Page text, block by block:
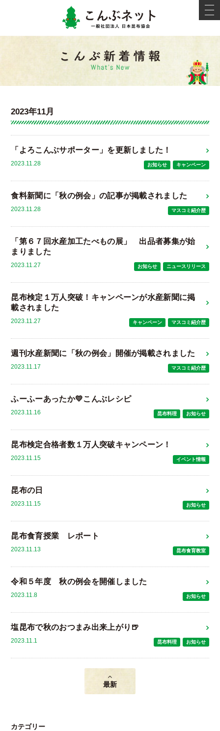
こんぶ
2023年11月
「よろこんぶサポーター」を更新しました！
2023.11.28 お知らせ キャンペーン
食料新聞に「秋の例会」の記事が掲載されました
2023.11.28 マスコミ紹介歴
「第６７回水産加工たべもの展」 出品者募集が始
まりました
2023.11.27 お知らせ ニュースリリース
昆布検定１万人突破！キャンペーンが水産新聞に掲
載されました
2023.11.27 キャンペーン マスコミ紹介歴
週刊水産新聞に「秋の例会」開催が掲載されました
2023.11.17 マスコミ紹介歴
ふーふーあったか💛こんぶレシピ
2023.11.16 昆布料理 お知らせ
昆布検定合格者数１万人突破キャンペーン！
2023.11.15 イベント情報
昆布の日
2023.11.15 お知らせ
昆布食育授業 レポート
2023.11.13 昆布食育教室
令和５年度 秋の例会を開催しました
2023.11.8 お知らせ
塩昆布で秋のおつまみ出来上がり🍺
2023.11.1 昆布料理 お知らせ
最新
カテゴリー
t
o
g
v
g
n